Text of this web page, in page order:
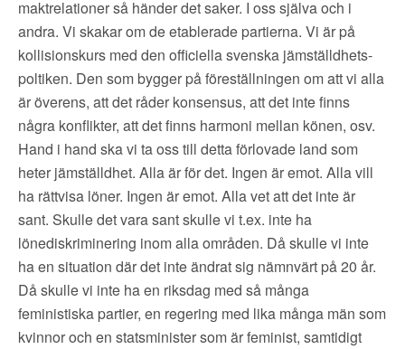
maktrelationer så händer det saker. I oss själva och i
andra. Vi skakar om de etablerade partierna. Vi är på
kollisionskurs med den officiella svenska jämställdhets-
poltiken. Den som bygger på föreställningen om att vi alla
är överens, att det råder konsensus, att det inte finns
några konflikter, att det finns harmoni mellan könen, osv.
Hand i hand ska vi ta oss till detta förlovade land som
heter jämställdhet. Alla är för det. Ingen är emot. Alla vill
ha rättvisa löner. Ingen är emot. Alla vet att det inte är
sant. Skulle det vara sant skulle vi t.ex. inte ha
lönediskriminering inom alla områden. Då skulle vi inte
ha en situation där det inte ändrat sig nämnvärt på 20 år.
Då skulle vi inte ha en riksdag med så många
feministiska partier, en regering med lika många män som
kvinnor och en statsminister som är feminist, samtidigt